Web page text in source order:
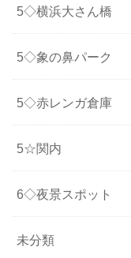
5◇横浜大さん橋
5◇象の鼻パーク
5◇赤レンガ倉庫
5☆関内
6◇夜景スポット
未分類